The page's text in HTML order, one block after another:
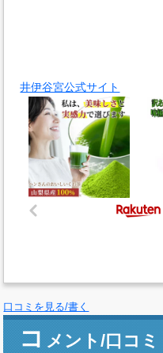
井伊谷宮公式サイト
口コミを見る/書く
コメント/口コミ